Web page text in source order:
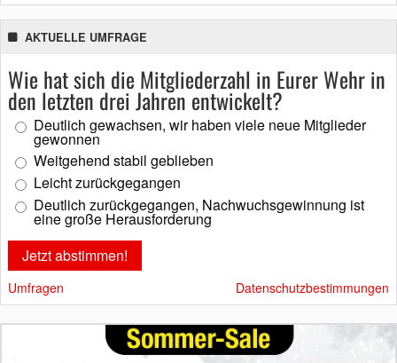
AKTUELLE UMFRAGE
Wie hat sich die Mitgliederzahl in Eurer Wehr in
den letzten drei Jahren entwickelt?
Deutlich gewachsen, wir haben viele neue Mitglieder
gewonnen
Weitgehend stabil geblieben
Leicht zurückgegangen
Deutlich zurückgegangen, Nachwuchsgewinnung ist
eine große Herausforderung
Umfragen Datenschutzbestimmungen